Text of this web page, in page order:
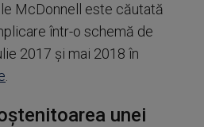
McDonnell este căutată
într-o schemă de
2017 și mai 2018 în
unei